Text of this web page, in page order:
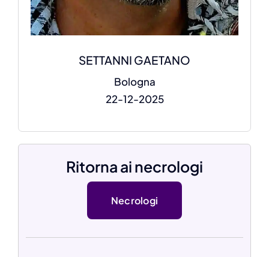
SETTANNI GAETANO
Bologna
22-12-2025
Ritorna ai necrologi
Necrologi